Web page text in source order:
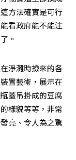
方法確實是可行
看政府能不能注
。
淨灘時撿來的各
置藝術，展示在
蓋吊掛成的豆腐
樣貌等等，非常
亮、令人為之驚